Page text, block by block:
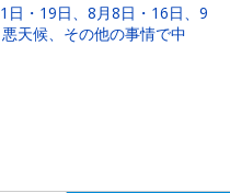
日・19日、8月8日・16日、9
天候、その他の事情で中